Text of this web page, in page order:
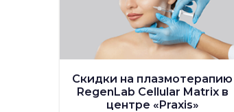
Скидки на плазмотерапию
RegenLab Cellular Matrix в
центре «Praxis»